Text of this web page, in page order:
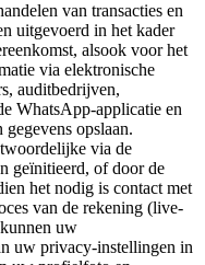
van transacties en
uitgevoerd in het kader
alsook voor het
via elektronische
auditbedrijven,
WhatsApp-applicatie en
gegevens opslaan.
via de
geïnitieerd, of door de
het nodig is contact met
van de rekening (live-
uw
uw privacy-instellingen in